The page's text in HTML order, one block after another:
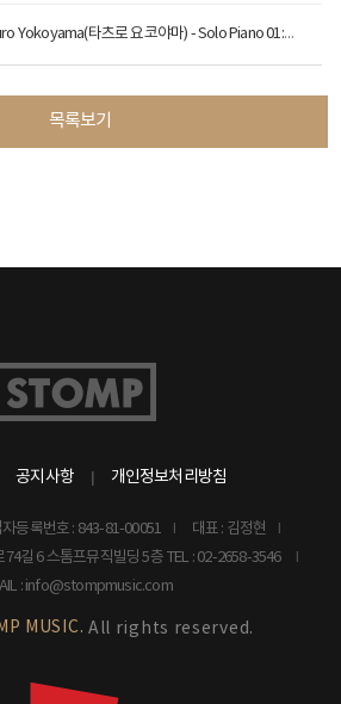
Tatsuro Yokoyama(타츠로 요코야마) - Solo Piano 01:61
목록보기
공지사항 개인정보처리방침
자등록번호 : 843-81-00051
대표 : 김정현
길 6 스톰프뮤직빌딩 5층 TEL : 02-2658-3546
: info@stompmusic.com
MUSIC. All rights reserved.